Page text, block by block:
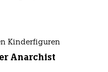
Kinderfiguren
Anarchist